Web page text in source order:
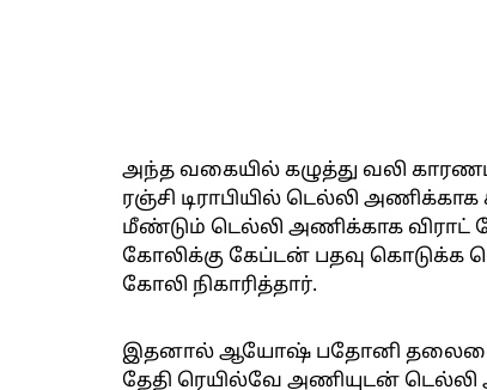
அந்த வகையில் கழுத்து வலி
ரஞ்சி டிராபியில் டெல்லி
மீண்டும் டெல்லி அணிக்காக விராட்
கோலிக்கு கேப்டன் பதவு
கோலி நிகாரித்தார்.
இதனால் ஆயோஷ் பதோனி
தேதி ரெயில்வே அணியுடன் டெல்லி